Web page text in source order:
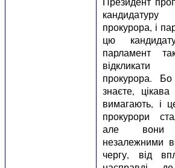
прокурора, і
цю
парламент
прокурора.
знаєте,
вимагають, і
прокурори
але вони
незалежними
чергу, від